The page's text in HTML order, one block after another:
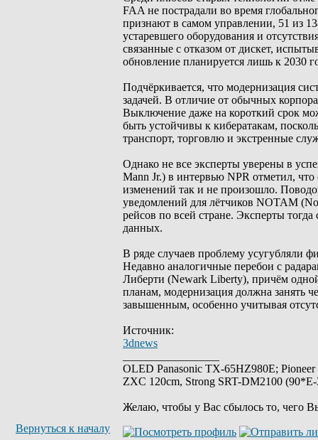
FAA не пострадали во время
признают в самом управлении, 51 из
устаревшего оборудования и
связанные с отказом от дискет,
обновление планируется лишь к 2030
Подчёркивается, что модернизация
задачей. В отличие от обычных
Выключение даже на короткий срок
быть устойчивы к кибератакам,
транспорт, торговлю и экстренные
Однако не все эксперты уверены в
Mann Jr.) в интервью NPR отметил,
изменений так и не произошло.
уведомлений для лётчиков NOTAM
рейсов по всей стране. Эксперты
данных.
В ряде случаев проблему усугубляли
Недавно аналогичные перебои с
Либерти (Newark Liberty), причём
планам, модернизация должна занять
завышенным, особенно учитывая
Источник:
3dnews
OLED Panasonic TX-65HZ980E;
ZXC 120cm, Strong SRT-DM2100
Желаю, чтобы у Вас сбылось то, чего
Вернуться к началу